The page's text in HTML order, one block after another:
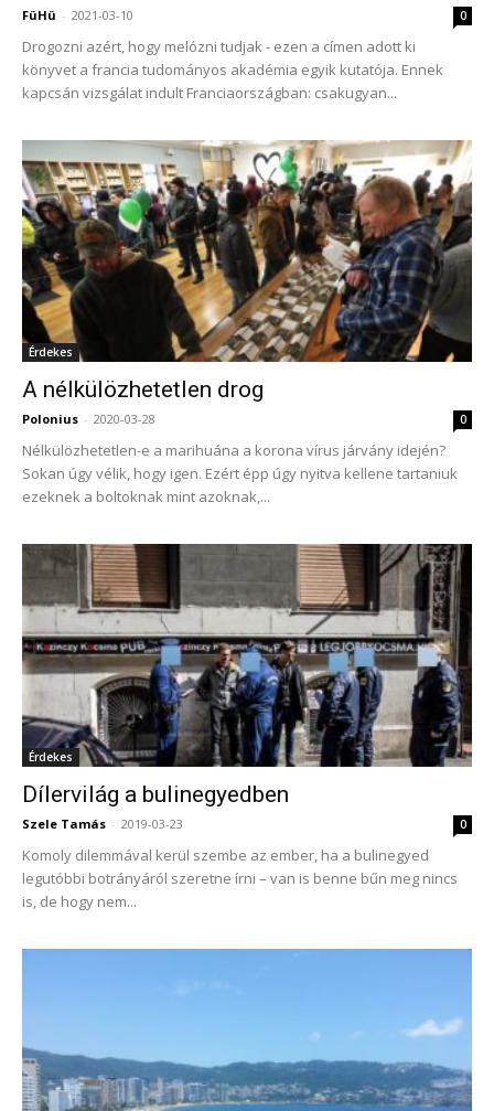
FüHü - 2021-03-10 0
Drogozni azért, hogy melózni tudjak - ezen a címen adott ki
könyvet a francia tudományos akadémia egyik kutatója. Ennek
kapcsán vizsgálat indult Franciaországban: csakugyan...
Érdekes
A nélkülözhetetlen drog
Polonius - 2020-03-28 0
Nélkülözhetetlen-e a marihuána a korona vírus járvány idején?
Sokan úgy vélik, hogy igen. Ezért épp úgy nyitva kellene tartaniuk
ezeknek a boltoknak mint azoknak,...
Érdekes
Dílervilág a bulinegyedben
Szele Tamás - 2019-03-23 0
Komoly dilemmával kerül szembe az ember, ha a bulinegyed
legutóbbi botrányáról szeretne írni – van is benne bűn meg nincs
is, de hogy nem...